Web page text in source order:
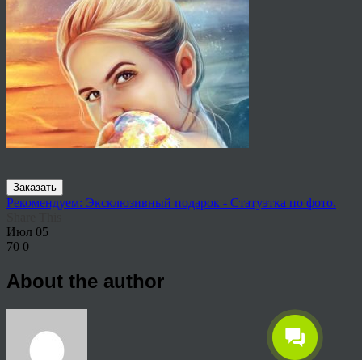
Заказать
Рекомендуем: Эксклюзивный подарок - Статуэтка по фото.
Июл 05
70 0
About the author